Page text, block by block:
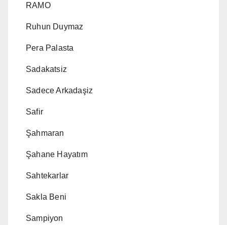
RAMO
Ruhun Duymaz
Pera Palasta
Sadakatsiz
Sadece Arkadaşiz
Safir
Şahmaran
Şahane Hayatım
Sahtekarlar
Sakla Beni
Sampiyon